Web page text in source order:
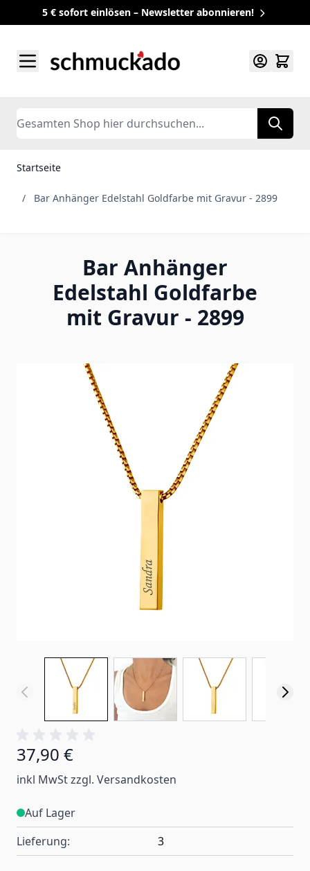
5 € sofort einlösen – Newsletter abonnieren!
Search
Startseite
/ Bar Anhänger Edelstahl Goldfarbe mit Gravur - 2899
Bar Anhänger
Edelstahl Goldfarbe
mit Gravur - 2899
37,90 €
inkl MwSt zzgl. Versandkosten
Auf Lager
Lieferung:
3